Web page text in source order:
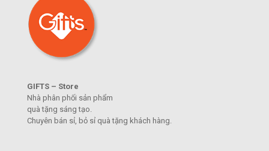
GIFTS – Store
Nhà phân phối sản phẩm
quà tặng sáng tạo.
Chuyên bán sỉ, bỏ sỉ quà tặng khách hàng.